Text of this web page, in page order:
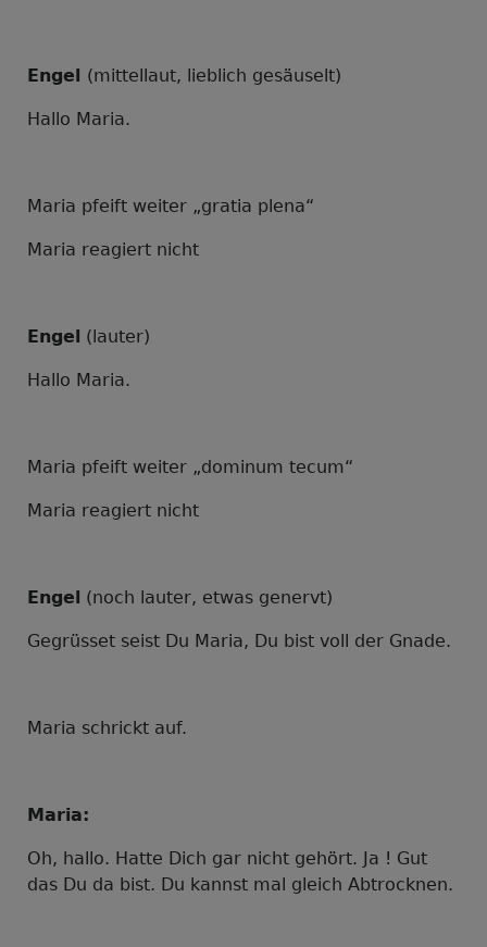
Engel (mittellaut, lieblich gesäuselt)
Hallo Maria.
Maria pfeift weiter „gratia plena“
Maria reagiert nicht
Engel (lauter)
Hallo Maria.
Maria pfeift weiter „dominum tecum“
Maria reagiert nicht
Engel (noch lauter, etwas genervt)
Gegrüsset seist Du Maria, Du bist voll der Gnade.
Maria schrickt auf.
Maria:
Oh, hallo. Hatte Dich gar nicht gehört. Ja ! Gut
das Du da bist. Du kannst mal gleich Abtrocknen.